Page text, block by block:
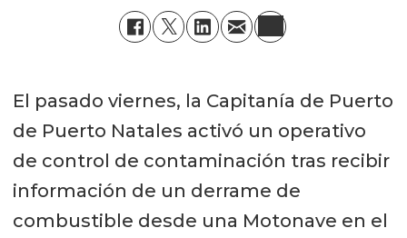
El pasado viernes, la Capitanía de Puerto
de Puerto Natales activó un operativo
de control de contaminación tras recibir
información de un derrame de
combustible desde una Motonave en el